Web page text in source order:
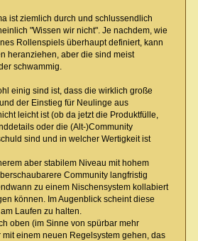
ist ziemlich durch und schlussendlich
"Wissen wir nicht". Je nachdem, wie
Rollenspiels überhaupt definiert, kann
heranziehen, aber die sind meist
schwammig.
einig sind ist, dass die wirklich große
der Einstieg für Neulinge aus
leicht ist (ob da jetzt die Produktfülle,
oder die (Alt-)Community
sind und in welcher Wertigkeit ist
aber stabilem Niveau mit hohem
Community langfristig
zu einem Nischensystem kollabiert
können. Im Augenblick scheint diese
Laufen zu halten.
oben (im Sinne von spürbar mehr
einem neuen Regelsystem gehen, das